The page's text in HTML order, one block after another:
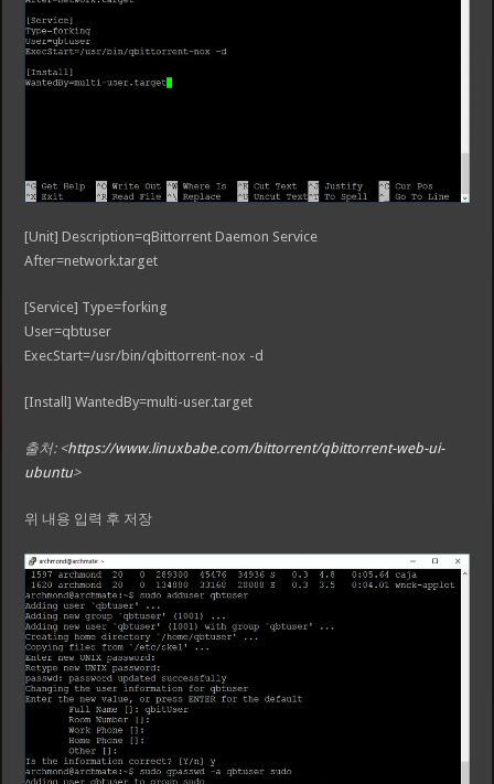
[Unit] Description=qBittorrent Daemon Service
After=network.target
[Service] Type=forking
User=qbtuser
ExecStart=/usr/bin/qbittorrent-nox -d
[Install] WantedBy=multi-user.target
출처: <https://www.linuxbabe.com/bittorrent/qbittorrent-web-ui-
ubuntu>
위 내용 입력 후 저장